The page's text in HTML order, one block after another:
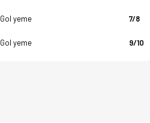
Gol yeme 7/8
Gol yeme 9/10